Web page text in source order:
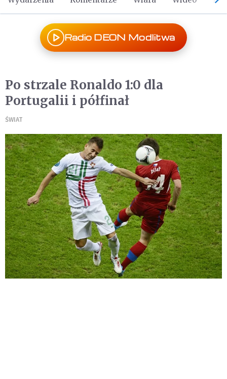
Radio DEON Modlitwa
Po strzale Ronaldo 1:0 dla
Portugalii i półfinał
ŚWIAT